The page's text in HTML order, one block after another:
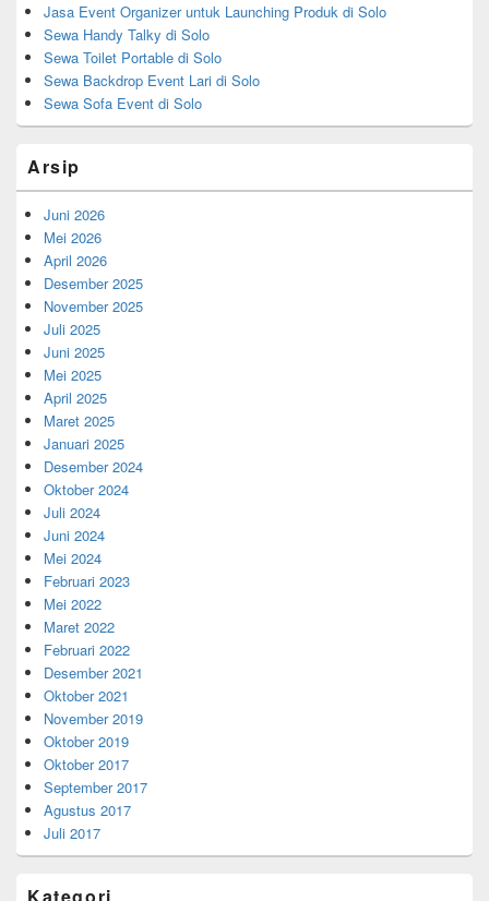
Jasa Event Organizer untuk Launching Produk di Solo
Sewa Handy Talky di Solo
Sewa Toilet Portable di Solo
Sewa Backdrop Event Lari di Solo
Sewa Sofa Event di Solo
Arsip
Juni 2026
Mei 2026
April 2026
Desember 2025
November 2025
Juli 2025
Juni 2025
Mei 2025
April 2025
Maret 2025
Januari 2025
Desember 2024
Oktober 2024
Juli 2024
Juni 2024
Mei 2024
Februari 2023
Mei 2022
Maret 2022
Februari 2022
Desember 2021
Oktober 2021
November 2019
Oktober 2019
Oktober 2017
September 2017
Agustus 2017
Juli 2017